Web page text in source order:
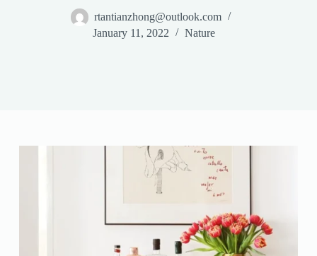
rtantianzhong@outlook.com
January 11, 2022
Nature